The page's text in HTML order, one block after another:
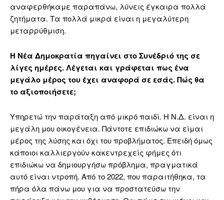
αναφερθήκαμε παραπάνω, λύνεις έγκαιρα πολλά
ζητήματα. Τα πολλά μικρά είναι η μεγαλύτερη
μεταρρύθμιση.
Η Νέα Δημοκρατία πηγαίνει στο Συνέδριό της σε
λίγες ημέρες. Λέγεται και γράφεται πως ένα
μεγάλο μέρος του έχει αναφορά σε εσάς. Πώς θα
το αξιοποιήσετε;
Υπηρετώ την παράταξη από μικρό παιδί. Η Ν.Δ. είναι η
μεγάλη μου οικογένεια. Πάντοτε επιδιώκω να είμαι
μέρος της λύσης και όχι του προβλήματος. Επειδή όμως
κάποιοι καλλιεργούν κακεντρεχείς φήμες ότι
επιδιώκω να δημιουργήσω πρόβλημα, πραγματικά
αυτό είναι ντροπή. Από το 2022, που παραιτήθηκα, τα
πήρα όλα πάνω μου για να προστατεύσω την